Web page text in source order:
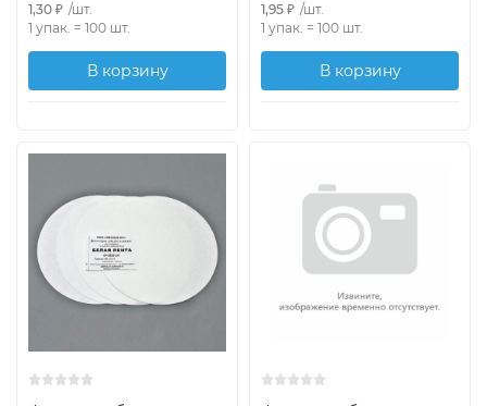
1,30 ₽ /шт.
1 упак. = 100 шт.
В корзину
1,95 ₽ /шт.
1 упак. = 100 шт.
В корзину